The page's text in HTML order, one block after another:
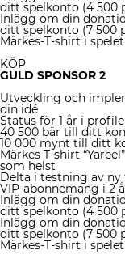
ditt spelkonto (4 500
Inlägg om din
ditt spelkonto (7 500
Märkes-T-shirt i
KÖP
GULD SPONSOR 2
Utveckling och
din idé
Status för 1 år i
40 500 bär till ditt
10 000 mynt till ditt
Märkes T-shirt
som helst
Delta i testning av ny
VIP-abonnemang i 2
Inlägg om din
ditt spelkonto (4 500
Inlägg om din
ditt spelkonto (7 500
Märkes-T-shirt i